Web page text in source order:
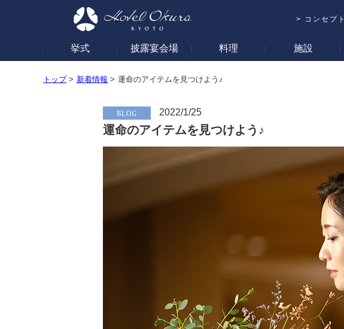
コンセプト
挙式 披露宴会場 料理 施設
トップ> 新着情報 > 運命のアイテムを見つけよう♪
2022/1/25
運命のアイテムを見つけよう♪